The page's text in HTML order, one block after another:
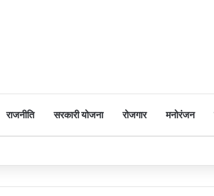
राजनीति सरकारी योजना रोजगार मनोरंजन